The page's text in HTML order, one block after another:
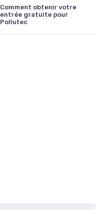
Comment obtenir votre
entrée gratuite pour
Pollutec